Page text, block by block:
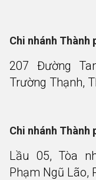
Chi nhánh Thành
207 Đường
Trường Thạnh,
Chi nhánh Thành
Lầu 05, Tòa
Phạm Ngũ Lão,